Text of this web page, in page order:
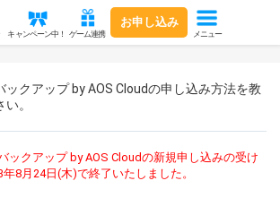
キャンペーン中！ ゲーム連携
お申し込み
メニュー
ックアップ by AOS Cloudの申し込み方法を教
。
ックアップ by AOS Cloudの新規申し込みの受け
8月24日(木)で終了いたしました。